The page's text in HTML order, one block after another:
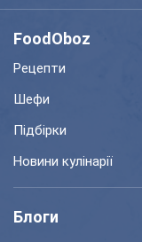
FoodOboz
Рецепти
Шефи
Підбірки
Новини кулінарії
Блоги